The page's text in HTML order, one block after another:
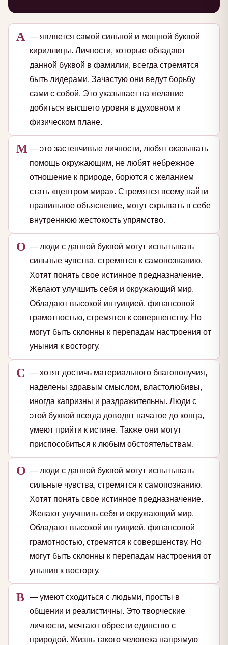
А — является самой сильной и мощной буквой
кириллицы. Личности, которые обладают
данной буквой в фамилии, всегда стремятся
быть лидерами. Зачастую они ведут борьбу
сами с собой. Это указывает на желание
добиться высшего уровня в духовном и
физическом плане.
М — это застенчивые личности, любят оказывать
помощь окружающим, не любят небрежное
отношение к природе, борются с желанием
стать «центром мира». Стремятся всему найти
правильное объяснение, могут скрывать в себе
внутреннюю жестокость упрямство.
О — люди с данной буквой могут испытывать
сильные чувства, стремятся к самопознанию.
Хотят понять свое истинное предназначение.
Желают улучшить себя и окружающий мир.
Обладают высокой интуицией, финансовой
грамотностью, стремятся к совершенству. Но
могут быть склонны к перепадам настроения от
уныния к восторгу.
С — хотят достичь материального благополучия,
наделены здравым смыслом, властолюбивы,
иногда капризны и раздражительны. Люди с
этой буквой всегда доводят начатое до конца,
умеют прийти к истине. Также они могут
приспособиться к любым обстоятельствам.
О — люди с данной буквой могут испытывать
сильные чувства, стремятся к самопознанию.
Хотят понять свое истинное предназначение.
Желают улучшить себя и окружающий мир.
Обладают высокой интуицией, финансовой
грамотностью, стремятся к совершенству. Но
могут быть склонны к перепадам настроения от
уныния к восторгу.
В — умеют сходиться с людьми, просты в
общении и реалистичны. Это творческие
личности, мечтают обрести единство с
природой. Жизнь такого человека напрямую